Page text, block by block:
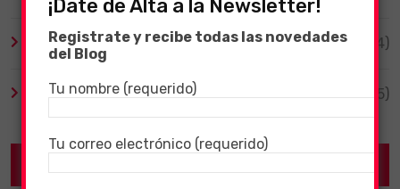
Videojuegos (204)
Virales (55)
¡Date de Alta a la Newsletter!
Registrate y recibe todas las novedades
del Blog
Tu nombre (requerido)
Tu correo electrónico (requerido)